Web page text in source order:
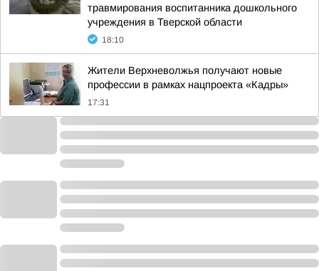
травмирования воспитанника дошкольного
учреждения в Тверской области
18:10
Жители Верхневолжья получают новые
профессии в рамках нацпроекта «Кадры»
17:31